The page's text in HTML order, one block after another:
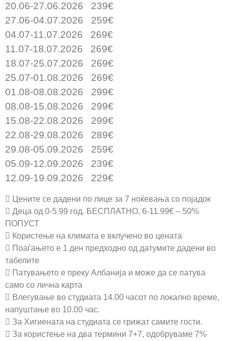
20.06-27.06.2026 239€
27.06-04.07.2026 259€
04.07-11.07.2026 269€
11.07-18.07.2026 269€
18.07-25.07.2026 269€
25.07-01.08.2026 269€
01.08-08.08.2026 299€
08.08-15.08.2026 299€
15.08-22.08.2026 299€
22.08-29.08.2026 289€
29.08-05.09.2026 259€
05.09-12.09.2026 239€
12.09-19.09.2026 229€
 Цените се дадени по лице за 7 ноќевања со појадок
 Деца од 0-5.99 год. БЕСПЛАТНО, 6-11.99€ – 50%
ПОПУСТ
 Користење на климата е вклучено во цената
 Поаѓањето е 1 ден предходно од датумите дадени во
табелите
 Патувањето е преку Албанија и може да се патува
само со лична карта
 Влегување во студиата 14.00 часот по локално време,
напуштање во 10.00 час.
 За Хигиената на студиата се грижат самите гости.
 За користење на два термини 7+7, одобруваме 7%